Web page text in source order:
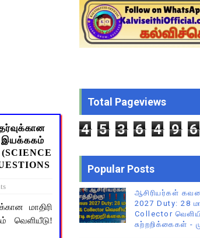
வெளியீடு! தற்காலிக மதிப்பெண் சான்றிதழ்
- புதிய திட்ட இயக்குநராக
இடமாறுதல் தொடர்பாக முதலமைச்சரின்
- உடனே விண்ணப்பியுங்கள்!
இயக்ககம்
மாதிரி
வெளியீடு!
Total Pageviews
4 5 3 6 4 9 6
Popular Posts
ஆசிரியர்கள்
2027 Duty: 28
Collector
சுற்றறிக்கைகள் -